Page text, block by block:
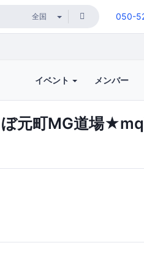
050-
イベント メンバー
町MG道場★mq